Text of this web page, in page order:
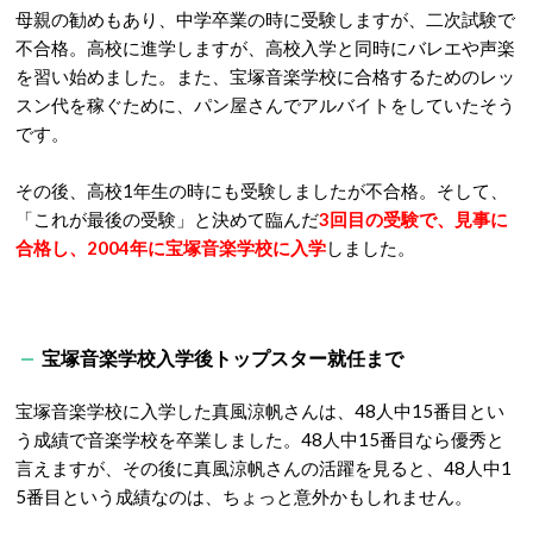
母親の勧めもあり、中学卒業の時に受験しますが、二次試験で
不合格。高校に進学しますが、高校入学と同時にバレエや声楽
を習い始めました。また、宝塚音楽学校に合格するためのレッ
スン代を稼ぐために、パン屋さんでアルバイトをしていたそう
です。
その後、高校1年生の時にも受験しましたが不合格。そして、
「これが最後の受験」と決めて臨んだ3回目の受験で、見事に
合格し、2004年に宝塚音楽学校に入学しました。
宝塚音楽学校入学後トップスター就任まで
宝塚音楽学校に入学した真風涼帆さんは、48人中15番目とい
う成績で音楽学校を卒業しました。48人中15番目なら優秀と
言えますが、その後に真風涼帆さんの活躍を見ると、48人中1
5番目という成績なのは、ちょっと意外かもしれません。